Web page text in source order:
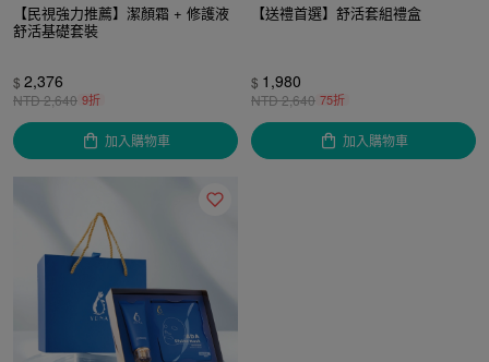
【民視強力推薦】潔顏霜 + 修護液
舒活基礎套裝
$ 2,376
NTD2,640 9折
加入購物車
【送禮首選】舒活套組禮盒
$ 1,980
NTD2,640 75折
加入購物車